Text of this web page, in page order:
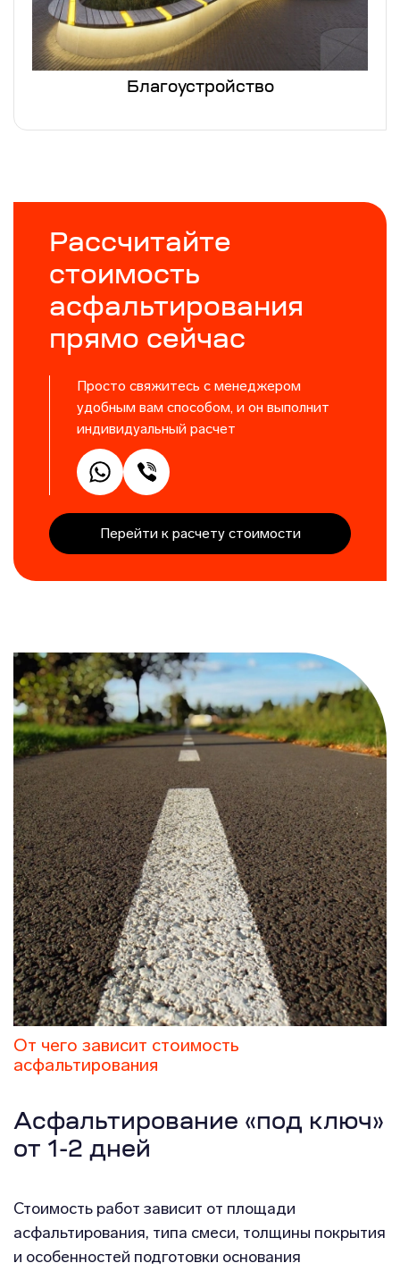
Благоустройство
Рассчитайте
стоимость
асфальтирования
прямо сейчас
Просто свяжитесь с менеджером
удобным вам способом, и он выполнит
индивидуальный расчет
Перейти к расчету стоимости
От чего зависит стоимость
асфальтирования
Асфальтирование «под ключ»
от 1-2 дней
Стоимость работ зависит от площади
асфальтирования, типа смеси, толщины покрытия
и особенностей подготовки основания